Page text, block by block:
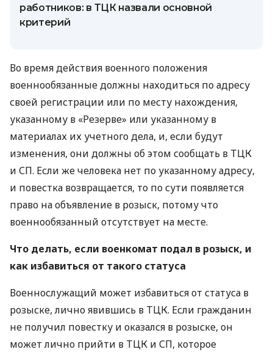
работников: в ТЦК назвали основной
критерий
Во время действия военного положения
военнообязанные должны находиться по адресу
своей регистрации или по месту нахождения,
указанному в «Резерве» или указанному в
материалах их учетного дела, и, если будут
изменения, они должны об этом сообщать в ТЦК
и СП. Если же человека нет по указанному адресу,
и повестка возвращается, то по сути появляется
право на объявление в розыск, потому что
военнообязанный отсутствует на месте.
Что делать, если военкомат подал в розыск, и
как избавиться от такого статуса
Военнослужащий может избавиться от статуса в
розыске, лично явившись в ТЦК. Если гражданин
не получил повестку и оказался в розыске, он
может лично прийти в ТЦК и СП, которое